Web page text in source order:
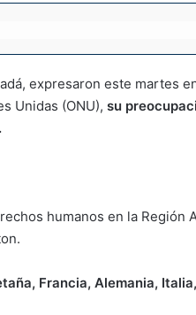
expresaron este martes
Unidas (ONU), su
humanos en la Región
Francia, Alemania,